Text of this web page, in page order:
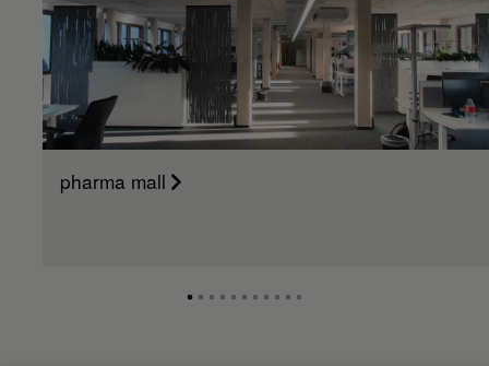
pharma mall